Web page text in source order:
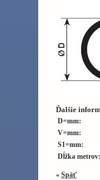
Ďalšie
D=mm:
V=mm:
S1=mm:
Dĺžka metrov:
« Späť